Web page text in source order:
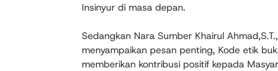
Insinyur di masa depan.
Sedangkan Nara Sumber Khairul
menyampaikan pesan penting, Kode etik
memberikan kontribusi positif kepada